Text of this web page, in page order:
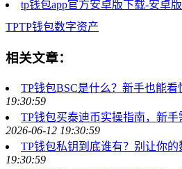
tp钱包app官方安卓版下载-安卓
TPTP钱包数字资产
相关文章：
TP钱包BSC是什么？新手也能看
19:30:59
TP钱包买泰迪币实操指南，新
2026-06-12 19:30:59
TP钱包私钥到底谁有？别让你
19:30:59